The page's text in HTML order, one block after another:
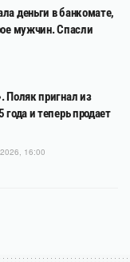
деньги в банкомате,
мужчин. Спасли
Поляк пригнал из
и теперь продает
16:00